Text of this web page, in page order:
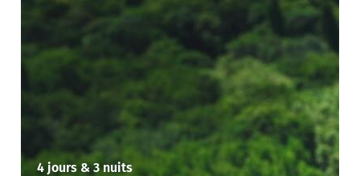
4 jours & 3 nuits